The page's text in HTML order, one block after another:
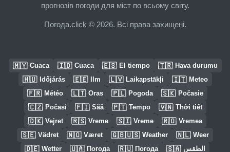
прогнозів погоди для міст по всьому світу.
Погода.click © 2026. Всі права захищені.
🇲🇾 Cuaca 🇮🇩 Cuaca 🇪🇸 El tiempo 🇹🇷 Hava durumu
🇭🇺 Időjárás 🇪🇪 Ilm 🇱🇻 Laikapstākļi 🇮🇹 Meteo
🇫🇷 Météo 🇱🇹 Oras 🇵🇱 Pogoda 🇸🇰 Počasie
🇨🇿 Počasí 🇫🇮 Sää 🇵🇹 Tempo 🇻🇳 Thời tiết
🇩🇰 Vejret 🇷🇸 Vreme 🇸🇮 Vreme 🇷🇴 Vremea
🇸🇪 Vädret 🇳🇴 Været 🇬🇧🇺🇸 Weather 🇳🇱 Weer
🇩🇪 Wetter 🇺🇦 Погода 🇷🇺 Погода 🇸🇦 الطقس